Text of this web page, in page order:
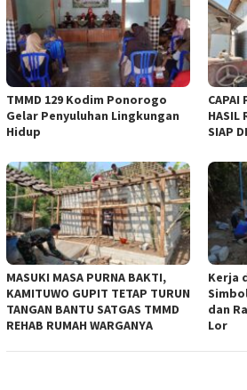
TMMD 129 Kodim Ponorogo
Gelar Penyuluhan Lingkungan
Hidup
CAPAI
HASIL
SIAP
MASUKI MASA PURNA BAKTI,
KAMITUWO GUPIT TETAP TURUN
TANGAN BANTU SATGAS TMMD
REHAB RUMAH WARGANYA
Kerja
dan
Lor